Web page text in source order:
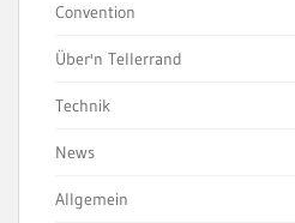
Convention
Über'n Tellerrand
Technik
News
Allgemein